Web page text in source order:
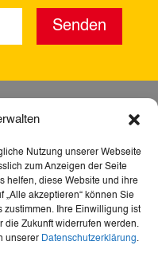
Nutzung unserer Webseite
zum Anzeigen der Seite
helfen, diese Website und ihre
„Alle akzeptieren“ können Sie
zustimmen. Ihre Einwilligung ist
die Zukunft widerrufen werden.
unserer Datenschutzerklärung.
Senden